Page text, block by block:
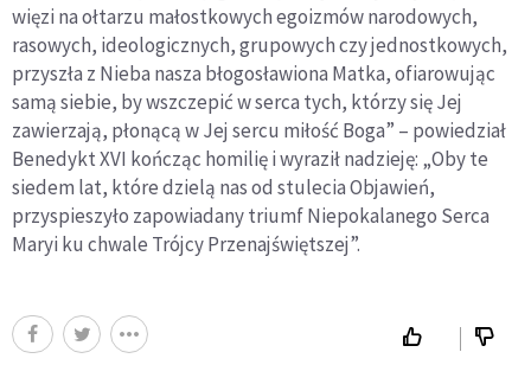
więzi na ołtarzu małostkowych egoizmów narodowych,
rasowych, ideologicznych, grupowych czy jednostkowych,
przyszła z Nieba nasza błogosławiona Matka, ofiarowując
samą siebie, by wszczepić w serca tych, którzy się Jej
zawierzają, płonącą w Jej sercu miłość Boga” – powiedział
Benedykt XVI kończąc homilię i wyraził nadzieję: „Oby te
siedem lat, które dzielą nas od stulecia Objawień,
przyspieszyło zapowiadany triumf Niepokalanego Serca
Maryi ku chwale Trójcy Przenajświętszej”.